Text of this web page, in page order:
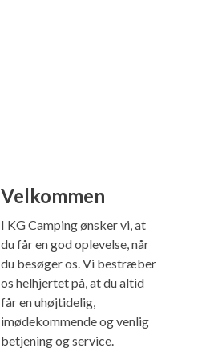
Velkommen
I KG Camping ønsker vi, at
du får en god oplevelse, når
du besøger os. Vi bestræber
os helhjertet på, at du altid
får en uhøjtidelig,
imødekommende og venlig
betjening og service.